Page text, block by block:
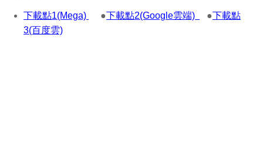
下載點1(Mega) ●下載點2(Google雲端) ●下載點
3(百度雲)